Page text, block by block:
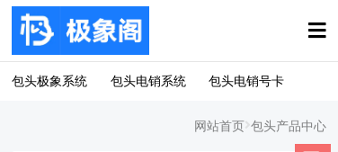
包头极象系统 包头电销系统 包头电销号卡
网站首页 包头产品中心